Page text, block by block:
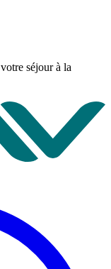
séjour à la